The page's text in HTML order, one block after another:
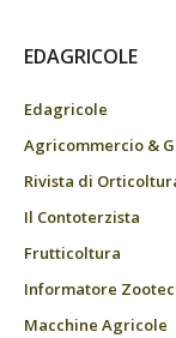
EDAGRICOLE
Edagricole
Agricommercio &
Rivista di
Il Contoterzista
Frutticoltura
Informatore
Macchine Agricole